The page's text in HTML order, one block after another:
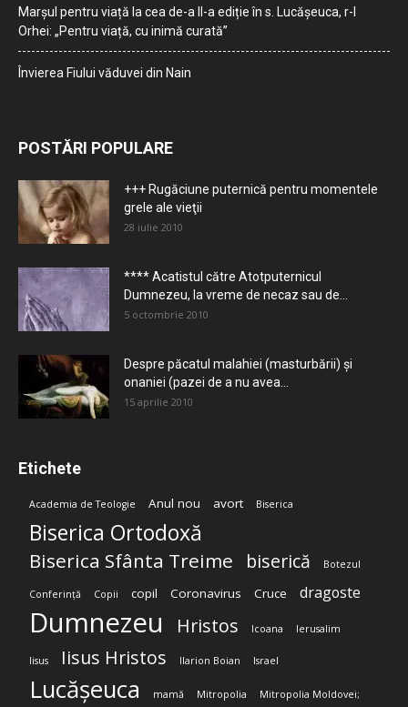
Marșul pentru viață la cea de-a II-a ediție în s. Lucășeuca, r-l
Orhei: „Pentru viață, cu inimă curată”
Învierea Fiului văduvei din Nain
POSTĂRI POPULARE
+++ Rugăciune puternică pentru momentele
grele ale vieţii
28 iulie 2010
**** Acatistul către Atotputernicul
Dumnezeu, la vreme de necaz sau de...
5 octombrie 2010
Despre păcatul malahiei (masturbării) şi
onaniei (pazei de a nu avea...
15 aprilie 2010
Etichete
Academia de Teologie Anul nou avort Biserica
Biserica Ortodoxă
Biserica Sfânta Treime biserică Botezul
Conferință Copii copil Coronavirus Cruce dragoste
Dumnezeu Hristos Icoana Ierusalim
Iisus Iisus Hristos Ilarion Boian Israel
Lucășeuca mamă Mitropolia Mitropolia Moldovei;